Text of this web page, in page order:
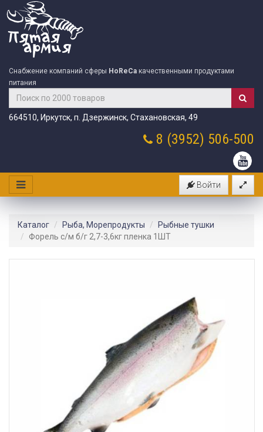
Снабжение компаний сферы HoReCa качественными продуктами
питания
664510, Иркутск, п. Дзержинск, Стахановская, 49
8 (3952) 506-500
Войти
Каталог Рыба, Морепродукты
Рыбные тушки
Форель с/м б/г 2,7-3,6кг пленка 1ШТ